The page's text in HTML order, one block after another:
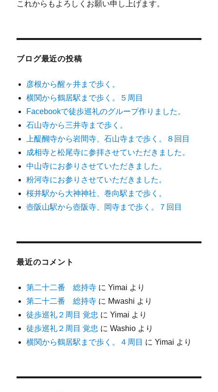
これからもよろしくお願い申し上げます。
ブログ最近の投稿
彦根から醒ヶ井まで歩く。
横関から鶴居駅まで歩く。５周目
Facebookで徒歩巡礼のグループ作りました。
石山寺から三井寺まで歩く。
上醍醐寺から岩間寺、石山寺まで歩く。８回目
成相寺と松尾寺に参拝させていただきました。
中山寺にお参りさせていただきました。
粉河寺にお参りさせていただきました。
桜井駅から大神神社、巻向駅まで歩く。
壺阪山駅から壺阪寺、岡寺まで歩く。７回目
最近のコメント
第二十二番 総持寺 にYimai より
第二十二番 総持寺 に Mwashi より
徒歩巡礼２周目 覚忠 にYimai より
徒歩巡礼２周目 覚忠 にWashio より
横関から鶴居駅まで歩く。４周目 にYimai より